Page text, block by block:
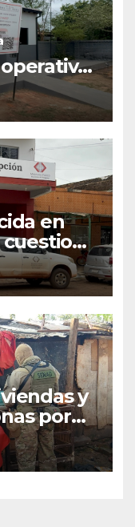
en
y
por
en